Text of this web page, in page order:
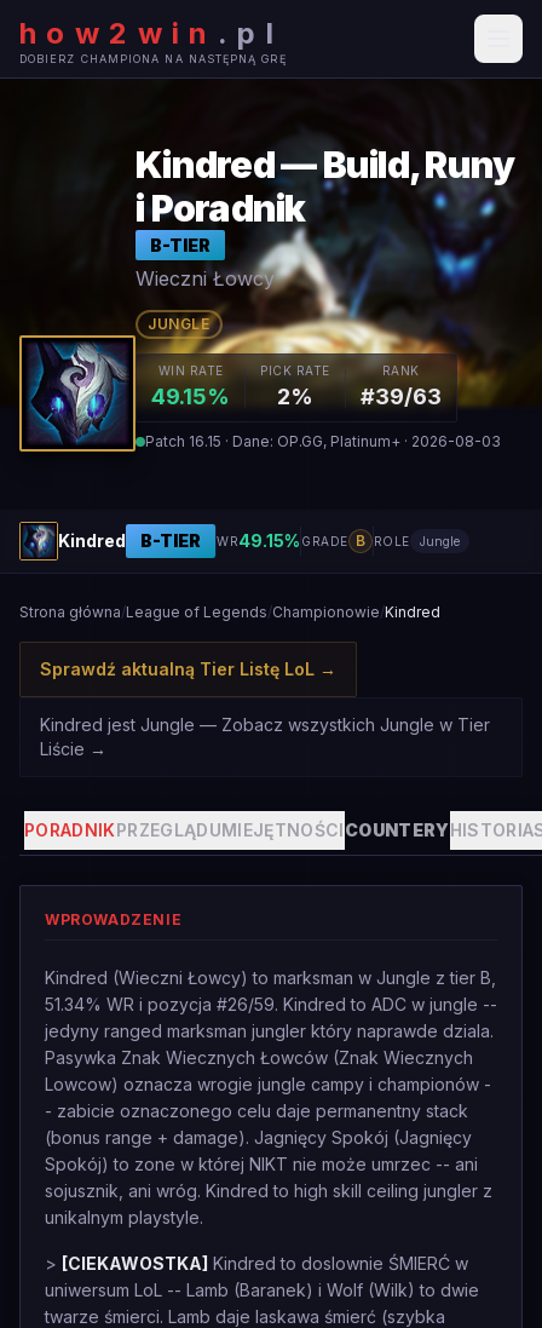
how2win . pl
DOBIERZ CHAMPIONA NA NASTĘPNĄ GRĘ
Kindred — Build, Runy
i Poradnik
B-TIER
Wieczni Łowcy
JUNGLE
WIN RATE
49.15%
PICK RATE
2%
RANK
#39/63
Patch 16.15 · Dane: OP.GG, Platinum+ · 2026-08-03
Kindred B-TIER WR49.15% GRADE B ROLE Jungle
Strona główna/League of Legends/Championowie/Kindred
Sprawdź aktualną Tier Listę LoL →
Kindred jest Jungle — Zobacz wszystkich Jungle w Tier
Liście →
PORADNIKPRZEGLĄDUMIEJĘTNOŚCICOUNTERYHISTORIA
WPROWADZENIE
Kindred (Wieczni Łowcy) to marksman w Jungle z tier B,
51.34% WR i pozycja #26/59. Kindred to ADC w jungle --
jedyny ranged marksman jungler który naprawde dziala.
Pasywka Znak Wiecznych Łowców (Znak Wiecznych
Lowcow) oznacza wrogie jungle campy i championów -
- zabicie oznaczonego celu daje permanentny stack
(bonus range + damage). Jagnięcy Spokój (Jagnięcy
Spokój) to zone w której NIKT nie może umrzec -- ani
sojusznik, ani wróg. Kindred to high skill ceiling jungler z
unikalnym playstyle.
> [CIEKAWOSTKA] Kindred to doslownie ŚMIERĆ w
uniwersum LoL -- Lamb (Baranek) i Wolf (Wilk) to dwie
twarze śmierci. Lamb daje laskawa śmierć (szybka